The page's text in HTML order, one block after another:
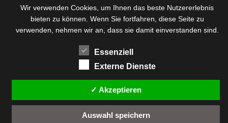
Wir verwenden Cookies, um Ihnen das beste Nutzererlebnis
bieten zu können. Wenn Sie fortfahren, diese Seite zu
verwenden, nehmen wir an, dass sie damit einverstanden sind.
Essenziell
Externe Dienste
✓ Akzeptieren
Auswahl speichern